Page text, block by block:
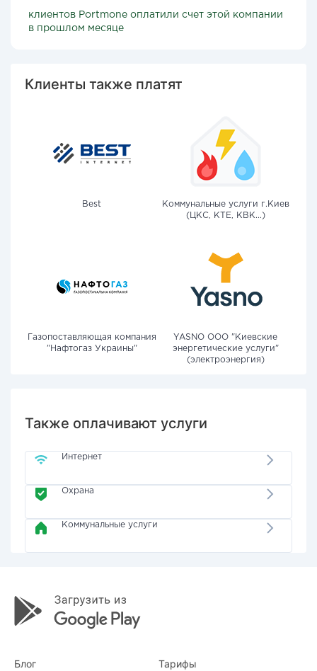
клиентов Portmone оплатили счет этой компании
в прошлом месяце
Клиенты также платят
Best
Коммунальные услуги г.Киев
(ЦКС, КТЕ, КВК...)
Газопоставляющая компания
"Нафтогаз Украины"
YASNO OOO "Киевские
энергетические услуги"
(электроэнергия)
Также оплачивают услуги
Интернет
Охрана
Коммунальные услуги
Блог Тарифы